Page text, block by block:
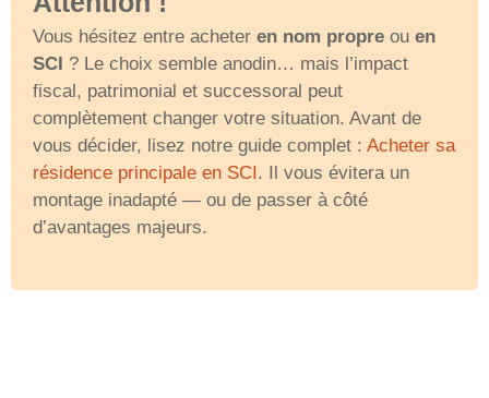
Vous hésitez entre acheter en nom propre ou en
SCI ? Le choix semble anodin… mais l’impact
fiscal, patrimonial et successoral peut
complètement changer votre situation. Avant de
vous décider, lisez notre guide complet : Acheter sa
résidence principale en SCI. Il vous évitera un
montage inadapté — ou de passer à côté
d’avantages majeurs.